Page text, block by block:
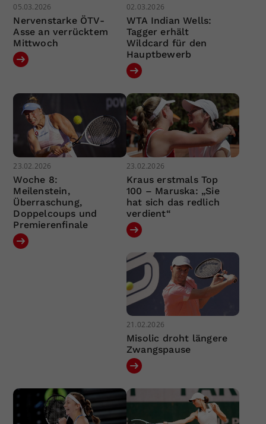
05.03.2026
Nervenstarke ÖTV-
Asse an verrücktem
Mittwoch
02.03.2026
WTA Indian Wells:
Tagger erhält
Wildcard für den
Hauptbewerb
23.02.2026
Woche 8:
Meilenstein,
Überraschung,
Doppelcoups und
Premierenfinale
23.02.2026
Kraus erstmals Top
100 – Maruska: „Sie
hat sich das redlich
verdient“
21.02.2026
Misolic droht längere
Zwangspause